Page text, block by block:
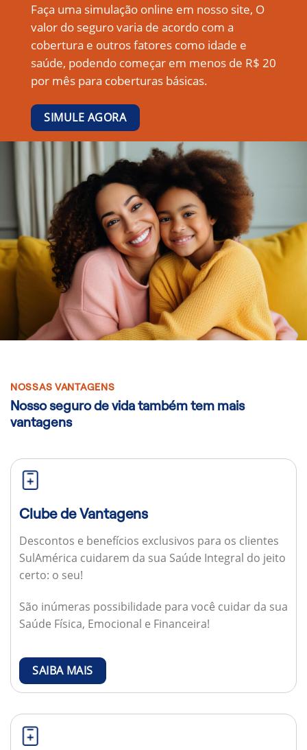
Faça uma simulação online em nosso site, O
valor do seguro varia de acordo com a
cobertura e outros fatores como idade e
saúde, podendo começar em menos de R$ 20
por mês para coberturas básicas.
SIMULE AGORA
NOSSAS VANTAGENS
Nosso seguro de vida também tem mais
vantagens
Clube de Vantagens
Descontos e benefícios exclusivos para os clientes
SulAmérica cuidarem da sua Saúde Integral do jeito
certo: o seu!
São inúmeras possibilidade para você cuidar da sua
Saúde Física, Emocional e Financeira!
SAIBA MAIS